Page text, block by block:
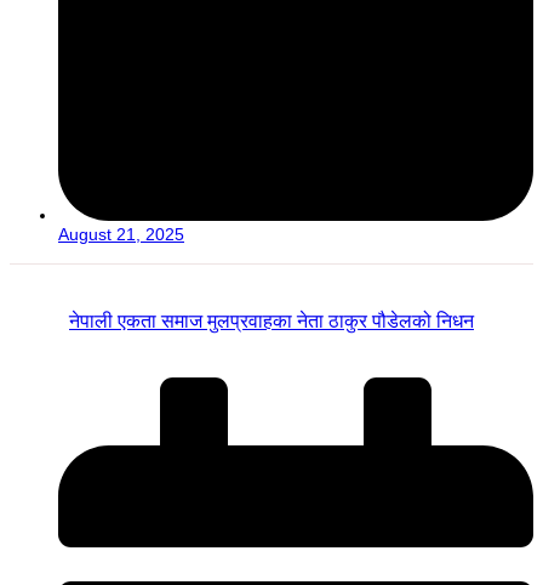
August 21, 2025
नेपाली एकता समाज मुलप्रवाहका नेता ठाकुर पौडेलको निधन